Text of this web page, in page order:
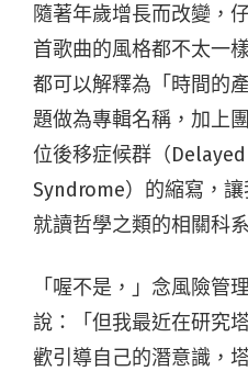
隨著年歲增長而改變，
首歌曲的風格都不太一
都可以解釋為「時間的
題做為專輯名稱，加上
位後移症候群（
Syndrome）的縮寫，
就讀哲學之類的相關科
「喔不是，」念風險管
說：「但我最近在研究
歡引導自己的潛意識，